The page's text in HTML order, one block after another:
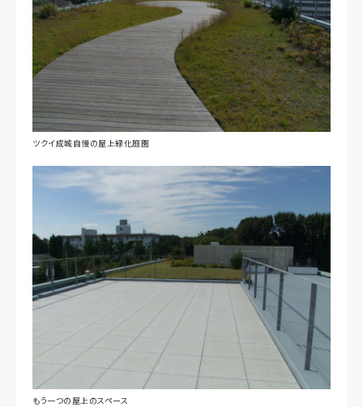
ツクイ成城自慢の屋上緑化庭園
もう一つの屋上のスペース